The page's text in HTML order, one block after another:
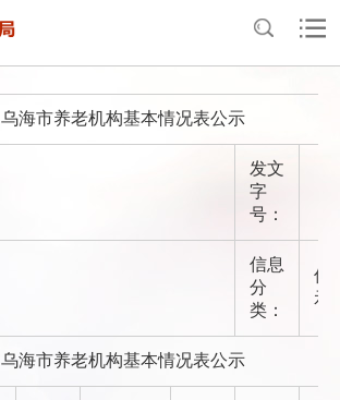
乌海市养老机构基本情况表公示
发文
字
号：
信息
分
类：
信
示
乌海市养老机构基本情况表公示